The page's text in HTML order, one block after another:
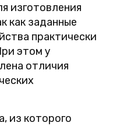
изготовления
как заданные
практически
этом у
отличия
из которого